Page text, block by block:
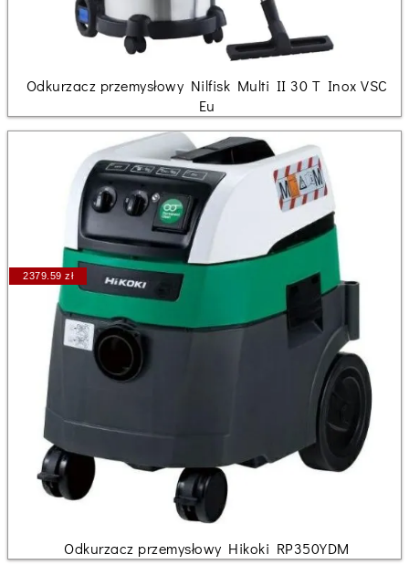
Odkurzacz przemysłowy Nilfisk Multi II 30 T Inox VSC
Eu
2379.59 zł
Odkurzacz przemysłowy Hikoki RP350YDM